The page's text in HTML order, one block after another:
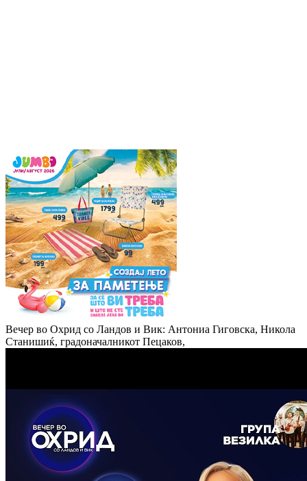
Вечер во Охрид со Ландов и Вик: Антониа Гиговска, Никола
Станишиќ, градоначалникот Пецаков,